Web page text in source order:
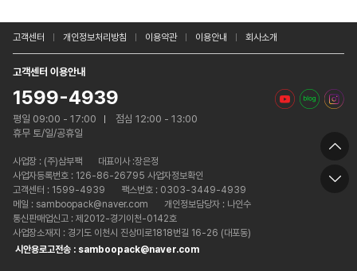
고객센터 개인정보처리방침 이용약관 이용안내 회사소개
고객센터 이용안내
1599-4939
평일 09:00 - 17:00
점심 12:00 - 13:00
휴무 토/일/공휴일
사업장 : (주)삼부팩
대표이사 :장은정
사업자등록번호 : 126-86-26795 사업자정보확인
고객센터 : 1599-4939
팩스번호 : 0303-3449-4939
메일 : samboopack@naver.com
개인정보담당자 : 나인수
통신판매업신고 : 제2012-경기이천-0142호
사업장소재지 : 경기도 이천시 진상미로1818번길 16-26 (대포동)
시안용로고전송 : samboopack@naver.com